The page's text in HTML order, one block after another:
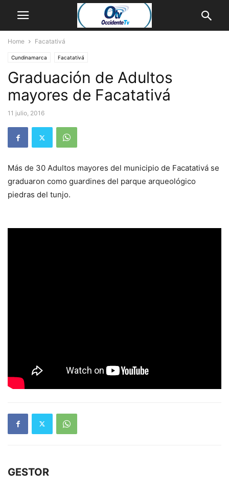
Home Facatativá
Cundinamarca Facatativá
Graduación de Adultos
mayores de Facatativá
11 julio, 2016
Más de 30 Adultos mayores del municipio de Facatativá se
graduaron como guardines del parque arqueológico
piedras del tunjo.
GESTOR